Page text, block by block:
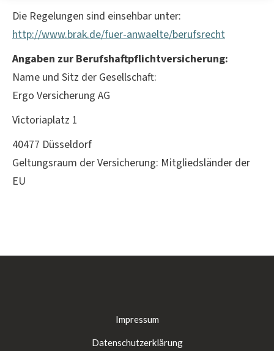
Die Regelungen sind einsehbar unter:
http://www.brak.de/fuer-anwaelte/berufsrecht
Angaben zur Berufshaftpflichtversicherung:
Name und Sitz der Gesellschaft:
Ergo Versicherung AG
Victoriaplatz 1
40477 Düsseldorf
Geltungsraum der Versicherung: Mitgliedsländer der
EU
Impressum
Datenschutzerklärung